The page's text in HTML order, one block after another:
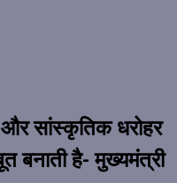
सांस्कृतिक धरोहर
बनाती है- मुख्यमंत्री